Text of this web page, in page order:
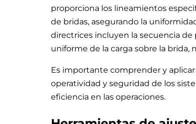
proporciona los lineamientos
de bridas, asegurando la
directrices incluyen la secuencia
uniforme de la carga sobre la brida,
Es importante comprender y
operatividad y seguridad de los
eficiencia en las operaciones.